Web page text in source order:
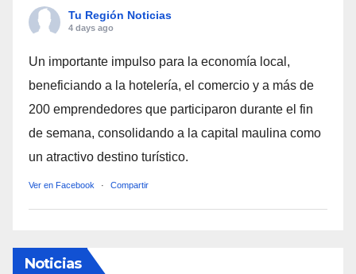
Tu Región Noticias
4 days ago
Un importante impulso para la economía local,
beneficiando a la hotelería, el comercio y a más de
200 emprendedores que participaron durante el fin
de semana, consolidando a la capital maulina como
un atractivo destino turístico.
Ver en Facebook · Compartir
Noticias